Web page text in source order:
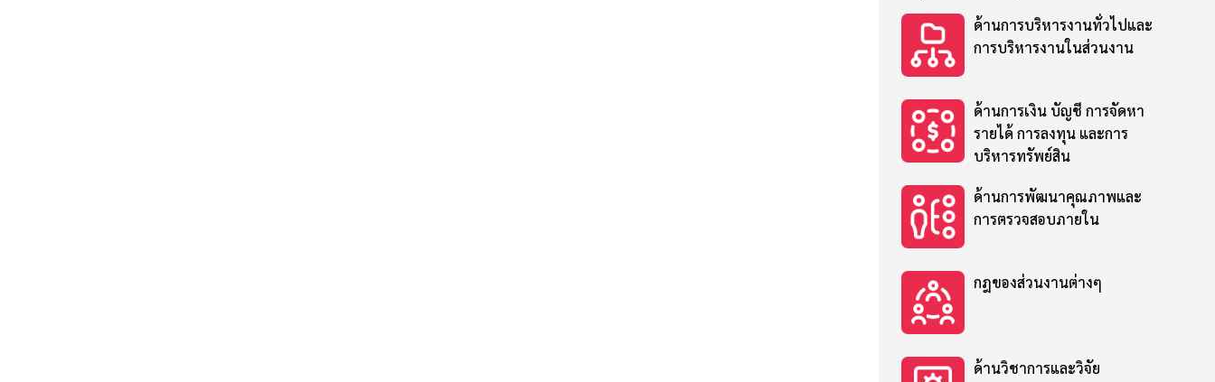
ด้านการบริหารงานทั่วไปและ
การบริหารงานในส่วนงาน
ด้านการเงิน บัญชี การจัดหา
รายได้ การลงทุน และการ
บริหารทรัพย์สิน
ด้านการพัฒนาคุณภาพและ
การตรวจสอบภายใน
กฎของส่วนงานต่างๆ
ด้านวิชาการและวิจัย